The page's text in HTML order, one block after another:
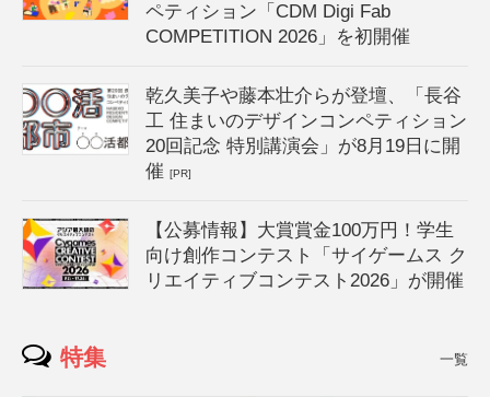
ペティション「CDM Digi Fab
COMPETITION 2026」を初開催
乾久美子や藤本壮介らが登壇、「長谷
工 住まいのデザインコンペティション
20回記念 特別講演会」が8月19日に開
催[PR]
【公募情報】大賞賞金100万円！学生
向け創作コンテスト「サイゲームス ク
リエイティブコンテスト2026」が開催
特集 一覧